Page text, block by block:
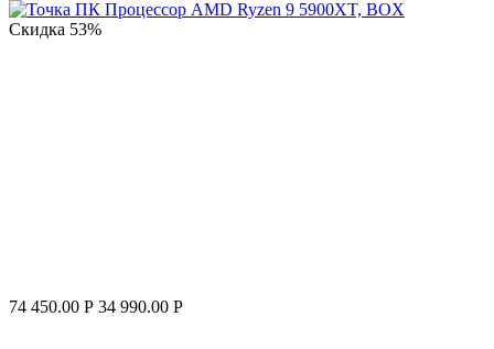
Скидка 53%
74 450.00 Р 34 990.00 Р